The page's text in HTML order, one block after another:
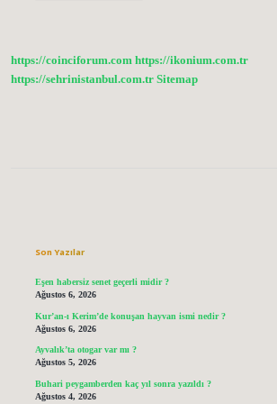
https://coinciforum.com https://ikonium.com.tr
https://sehrinistanbul.com.tr Sitemap
Son Yazılar
Eşen habersiz senet geçerli midir ?
Ağustos 6, 2026
Kur’an-ı Kerim’de konuşan hayvan ismi nedir ?
Ağustos 6, 2026
Ayvalık’ta otogar var mı ?
Ağustos 5, 2026
Buhari peygamberden kaç yıl sonra yazıldı ?
Ağustos 4, 2026